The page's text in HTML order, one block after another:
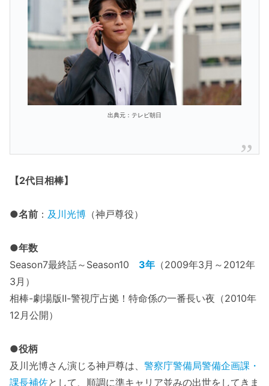
出典元：テレビ朝日
【2代目相棒】
●名前 ： 及川光博 （神戸尊役）
●年数
Season7最終話～Season10 3年 （2009年3月～2012年
3月）
相棒-劇場版Ⅱ-警視庁占拠！特命係の一番長い夜（2010年
12月公開）
●役柄
及川光博さん演じる神戸尊は、 警察庁警備局警備企画課・
課長補佐として、順調に準キャリア並みの出世をしてきま